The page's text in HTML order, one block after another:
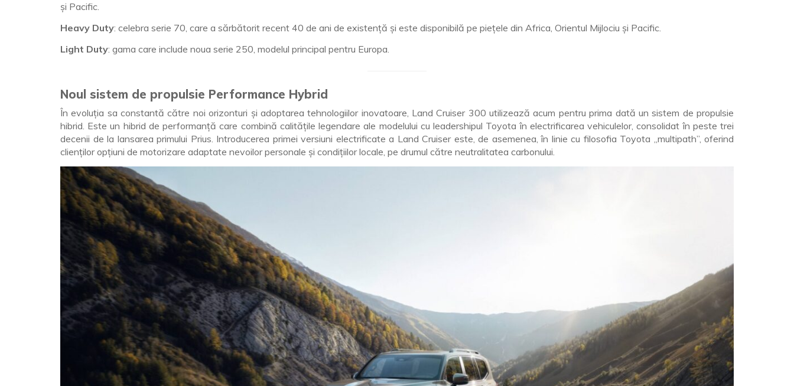
și Pacific.
Heavy Duty: celebra serie 70, care a sărbătorit recent 40 de ani de existență și este disponibilă pe piețele din Africa, Orientul Mijlociu și Pacific.
Light Duty: gama care include noua serie 250, modelul principal pentru Europa.
Noul sistem de propulsie Performance Hybrid
În evoluția sa constantă către noi orizonturi și adoptarea tehnologiilor inovatoare, Land Cruiser 300 utilizează acum pentru prima dată un sistem de propulsie
hibrid. Este un hibrid de performanță care combină calitățile legendare ale modelului cu leadershipul Toyota în electrificarea vehiculelor, consolidat în peste trei
decenii de la lansarea primului Prius. Introducerea primei versiuni electrificate a Land Cruiser este, de asemenea, în linie cu filosofia Toyota „multipath”, oferind
clienților opțiuni de motorizare adaptate nevoilor personale și condițiilor locale, pe drumul către neutralitatea carbonului.